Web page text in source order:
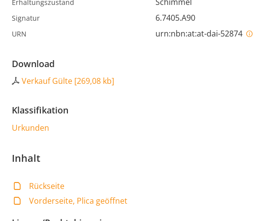
Erhaltungszustand
Signatur 6.7405.A90
URN urn:nbn:at:at-dai-52874
Download
Verkauf Gülte [269,08 kb]
Klassifikation
Urkunden
Inhalt
Rückseite
Vorderseite, Plica geöffnet